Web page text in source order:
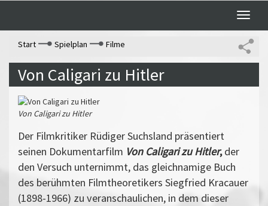
Toggle
Start
Spielplan Filme
Von Caligari zu Hitler
Von Caligari zu Hitler
Der Filmkritiker Rüdiger Suchsland präsentiert
seinen Dokumentarfilm Von Caligari zu Hitler,der
den Versuch unternimmt, das gleichnamige Buch
des berühmten Filmtheoretikers Siegfried Kracauer
(1898-1966) zu veranschaulichen, in dem dieser